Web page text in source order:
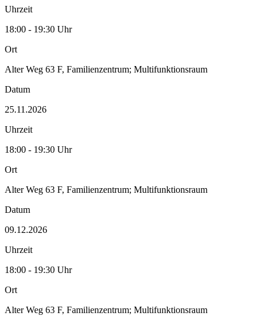
Uhrzeit
18:00 - 19:30 Uhr
Ort
Alter Weg 63 F, Familienzentrum; Multifunktionsraum
Datum
25.11.2026
Uhrzeit
18:00 - 19:30 Uhr
Ort
Alter Weg 63 F, Familienzentrum; Multifunktionsraum
Datum
09.12.2026
Uhrzeit
18:00 - 19:30 Uhr
Ort
Alter Weg 63 F, Familienzentrum; Multifunktionsraum